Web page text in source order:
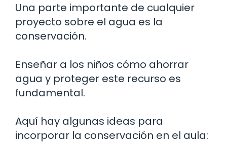
Una parte importante de cualquier
proyecto sobre el agua es la
conservación.
Enseñar a los niños cómo ahorrar
agua y proteger este recurso es
fundamental.
Aquí hay algunas ideas para
incorporar la conservación en el aula: